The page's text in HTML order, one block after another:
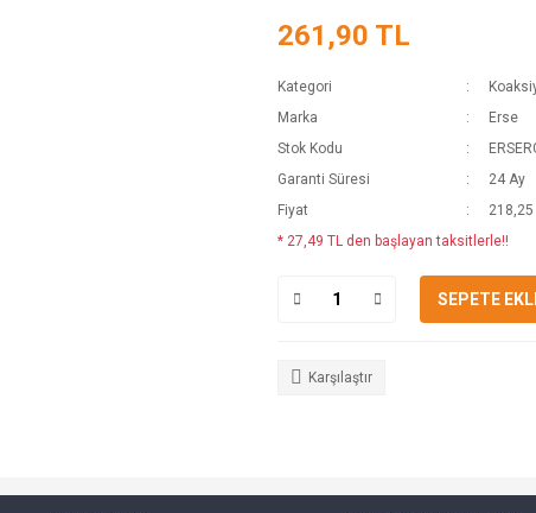
261,90 TL
Kategori
Marka
Erse
Stok Kodu
Garanti Süresi
24 Ay
Fiyat
218,25
* 27,49 TL den başlayan taksitlerle!!
SEPETE
Karşılaştır